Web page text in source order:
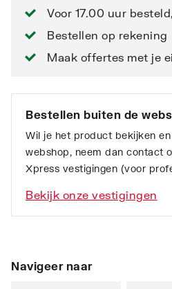
Voor 17.00 uur
Bestellen op rekening
Maak offertes met je
Bestellen buiten de
Wil je het product bekijken
webshop, neem dan contact
Xpress vestigingen (voor
Bekijk onze vestigingen
Navigeer naar